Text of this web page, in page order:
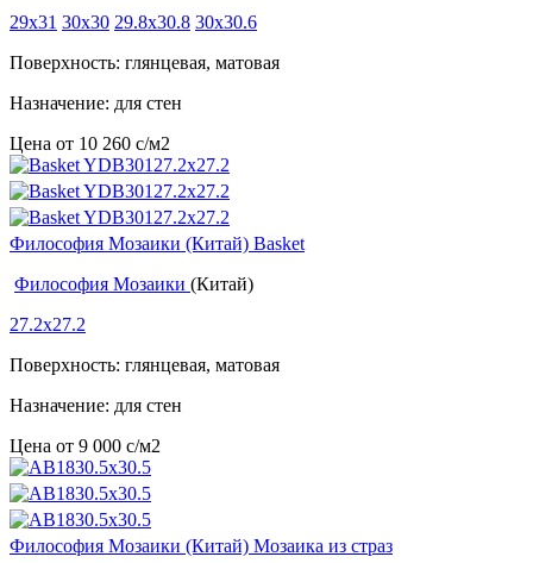
29x31 30x30 29.8x30.8 30x30.6
Поверхность: глянцевая, матовая
Назначение: для стен
Цена от 10 260 c/м2
Философия Мозаики (Китай) Basket
Философия Мозаики (Китай)
27.2x27.2
Поверхность: глянцевая, матовая
Назначение: для стен
Цена от 9 000 c/м2
Философия Мозаики (Китай) Мозаика из страз